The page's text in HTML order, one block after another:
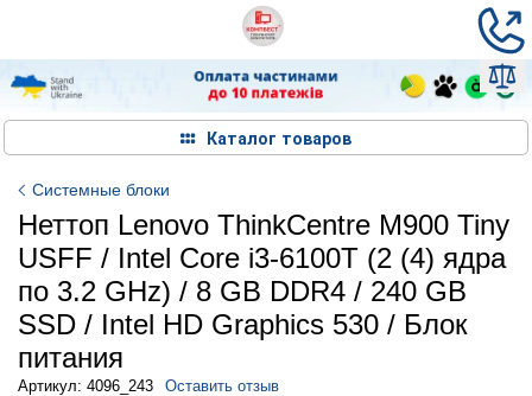
Каталог товаров
Системные блоки
Неттоп Lenovo ThinkCentre M900 Tiny
USFF / Intel Core i3-6100T (2 (4) ядра
по 3.2 GHz) / 8 GB DDR4 / 240 GB
SSD / Intel HD Graphics 530 / Блок
питания
Артикул: 4096_243 Оставить отзыв